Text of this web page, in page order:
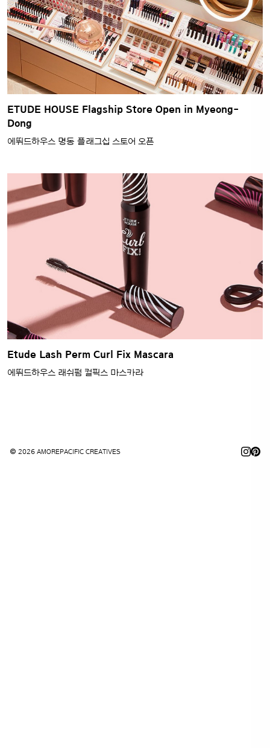
ETUDE HOUSE Flagship Store Open in Myeong-
Dong
에뛰드하우스 명동 플래그십 스토어 오픈
Etude Lash Perm Curl Fix Mascara
에뛰드하우스 래쉬펌 컬픽스 마스카라
© 2026 AMOREPACIFIC CREATIVES